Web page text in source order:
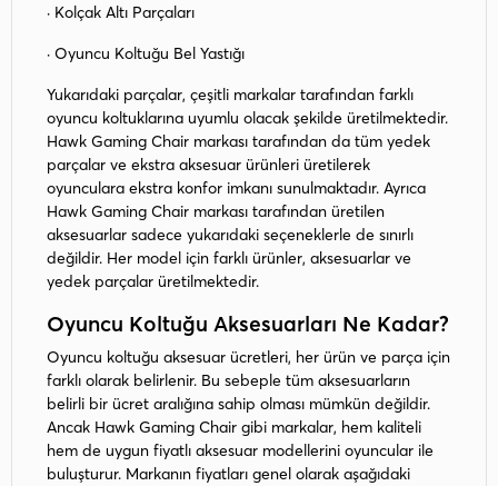
· Kolçak Altı Parçaları
· Oyuncu Koltuğu Bel Yastığı
Yukarıdaki parçalar, çeşitli markalar tarafından farklı
oyuncu koltuklarına uyumlu olacak şekilde üretilmektedir.
Hawk Gaming Chair markası tarafından da tüm yedek
parçalar ve ekstra aksesuar ürünleri üretilerek
oyunculara ekstra konfor imkanı sunulmaktadır. Ayrıca
Hawk Gaming Chair markası tarafından üretilen
aksesuarlar sadece yukarıdaki seçeneklerle de sınırlı
değildir. Her model için farklı ürünler, aksesuarlar ve
yedek parçalar üretilmektedir.
Oyuncu Koltuğu Aksesuarları Ne Kadar?
Oyuncu koltuğu aksesuar ücretleri, her ürün ve parça için
farklı olarak belirlenir. Bu sebeple tüm aksesuarların
belirli bir ücret aralığına sahip olması mümkün değildir.
Ancak Hawk Gaming Chair gibi markalar, hem kaliteli
hem de uygun fiyatlı aksesuar modellerini oyuncular ile
buluşturur. Markanın fiyatları genel olarak aşağıdaki